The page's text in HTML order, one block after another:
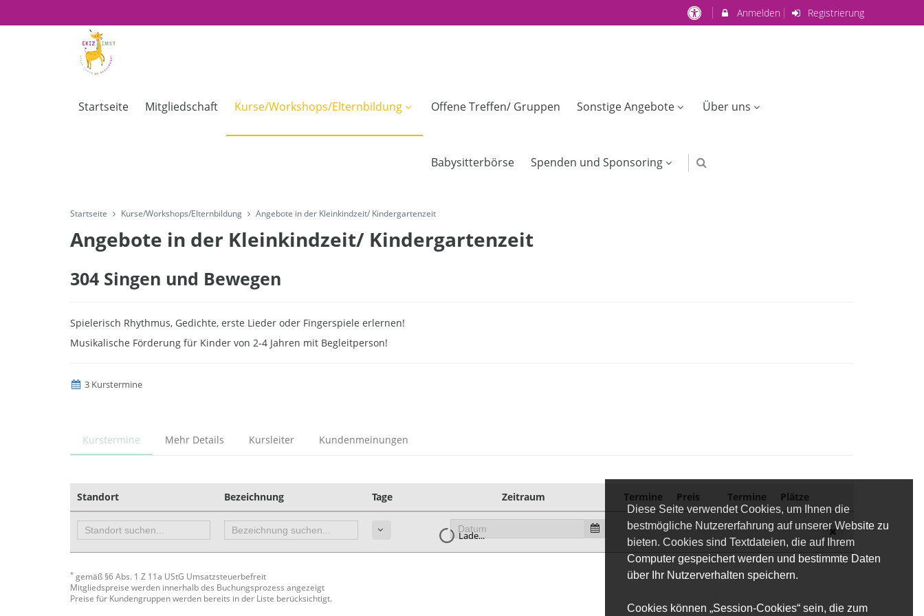
Diese Seite verwendet Cookies, um Ihnen die
bestmögliche Nutzererfahrung auf unserer Website zu
bieten. Cookies sind Textdateien, die auf Ihrem
Computer gespeichert werden und bestimmte Daten
über Ihr Nutzerverhalten speichern.
Cookies können „Session-Cookies“ sein, die zum
Anmelden Registrierung
Startseite Mitgliedschaft Kurse/Workshops/Elternbildung Offene Treffen/ Gruppen Sonstige Angebote Über uns
Babysitterbörse Spenden und Sponsoring
Startseite Kurse/Workshops/Elternbildung Angebote in der Kleinkindzeit/ Kindergartenzeit
Angebote in der Kleinkindzeit/ Kindergartenzeit
304 Singen und Bewegen
Spielerisch Rhythmus, Gedichte, erste Lieder oder Fingerspiele erlernen!
Musikalische Förderung für Kinder von 2-4 Jahren mit Begleitperson!
3 Kurstermine
Kurstermine Mehr Details Kursleiter Kundenmeinungen
Standort Bezeichnung Tage Zeitraum Termine Preis Termine Plätze
Lade...
* gemäß §6 Abs. 1 Z 11a UStG Umsatzsteuerbefreit
Mitgliedspreise werden innerhalb des Buchungsprozess angezeigt
Preise für Kundengruppen werden bereits in der Liste berücksichtigt.